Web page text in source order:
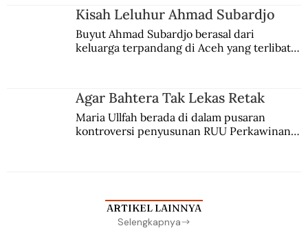
Kisah Leluhur Ahmad Subardjo
Buyut Ahmad Subardjo berasal dari
keluarga terpandang di Aceh yang terlibat
Agar Bahtera Tak Lekas Retak
Maria Ullfah berada di dalam pusaran
kontroversi penyusunan RUU Perkawinan.
ARTIKEL LAINNYA
Selengkapnya